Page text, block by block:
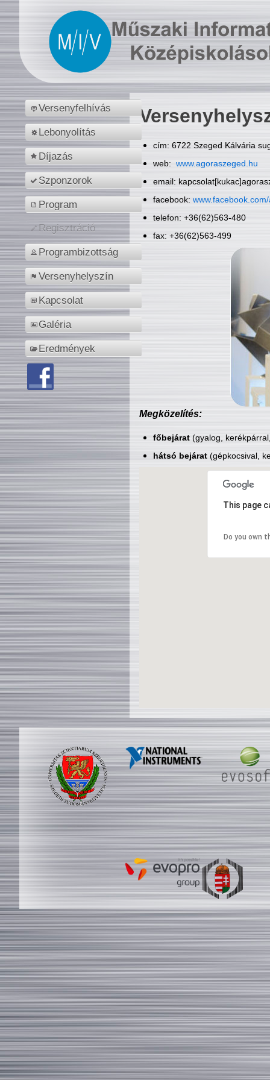
Versenyfelhívás
Lebonyolítás
Díjazás
Szponzorok
Program
Regisztráció
Programbizottság
Versenyhelyszín
Kapcsolat
Galéria
Eredmények
cím: 6722 Szeged Kálvária
web: www.agoraszeged.hu
email:
facebook:
telefon: +36(62)563-480
fax: +36(62)563-499
Megközelítés:
főbejárat(gyalog,
hátsó bejárat(gépkocsival,
This page
Do you own